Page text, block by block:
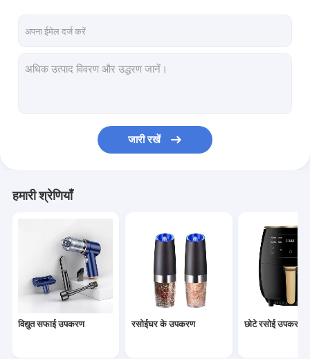
रसोई भंडारण रैक
केक बैटर सेपरेटर
दुकान गर्म बिक्री
नया आगमन
आदेश सीधे दिए जा सकते हैं
जारी रखें
हमारी श्रेणियाँ
विद्युत सफाई उपकरण रसोईघर के उपकरण छोटे रसोई उपकरण